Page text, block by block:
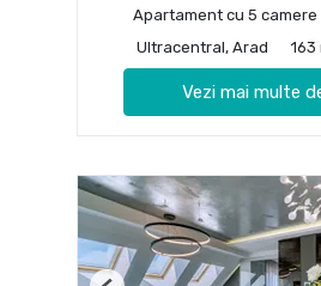
Apartament cu 5 camere
Ultracentral, Arad
163
Vezi mai multe